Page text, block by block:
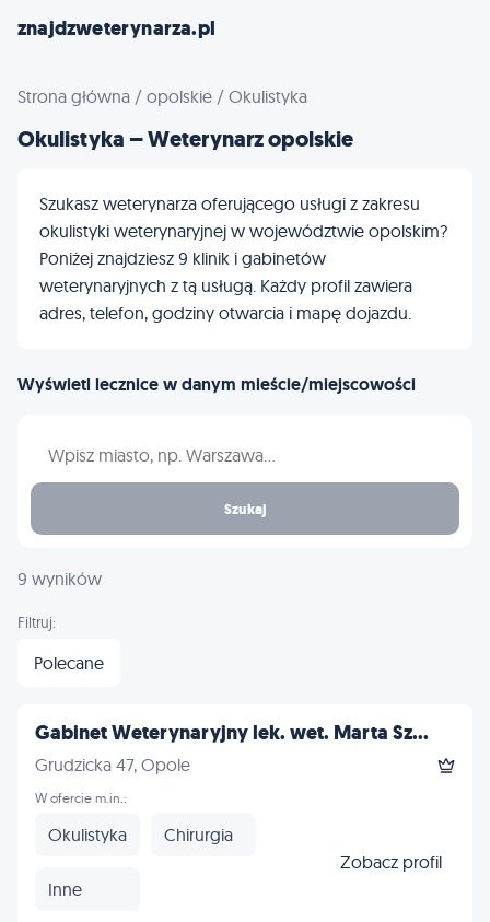
znajdzweterynarza.pl
Strona główna / opolskie / Okulistyka
Okulistyka – Weterynarz opolskie
Szukasz weterynarza oferującego usługi z zakresu
okulistyki weterynaryjnej w województwie opolskim?
Poniżej znajdziesz 9 klinik i gabinetów
weterynaryjnych z tą usługą. Każdy profil zawiera
adres, telefon, godziny otwarcia i mapę dojazdu.
Wyświetl lecznice w danym mieście/miejscowości
Szukaj
9 wyników
Filtruj:
Polecane
Gabinet Weterynaryjny lek. wet. Marta Sz...
Grudzicka 47, Opole
W ofercie m.in.:
Okulistyka Chirurgia
Inne
Zobacz profil